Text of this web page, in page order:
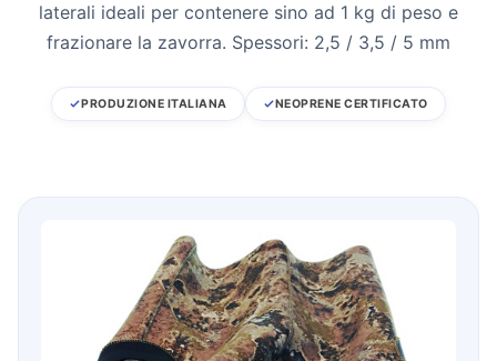
laterali ideali per contenere sino ad 1 kg di peso e
frazionare la zavorra. Spessori: 2,5 / 3,5 / 5 mm
PRODUZIONE ITALIANA NEOPRENE CERTIFICATO